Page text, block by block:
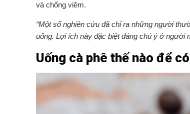
và chống viêm.
“Một số nghiên cứu đã chỉ ra những người
uống. Lợi ích này đặc biệt đáng chú ý ở người
Uống cà phê thế nào để